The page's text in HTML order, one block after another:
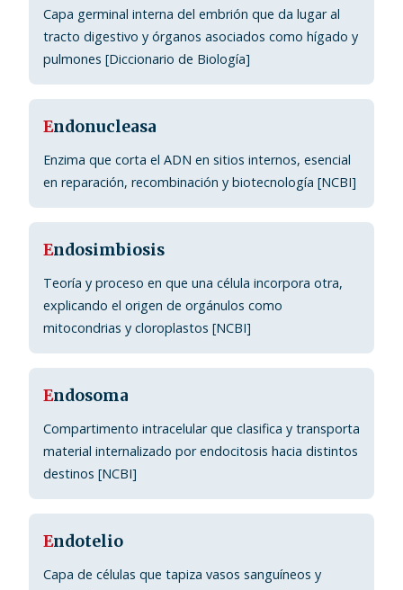
Capa germinal interna del embrión que da lugar al
tracto digestivo y órganos asociados como hígado y
pulmones [Diccionario de Biología]
Endonucleasa
Enzima que corta el ADN en sitios internos, esencial
en reparación, recombinación y biotecnología [NCBI]
Endosimbiosis
Teoría y proceso en que una célula incorpora otra,
explicando el origen de orgánulos como
mitocondrias y cloroplastos [NCBI]
Endosoma
Compartimento intracelular que clasifica y transporta
material internalizado por endocitosis hacia distintos
destinos [NCBI]
Endotelio
Capa de células que tapiza vasos sanguíneos y